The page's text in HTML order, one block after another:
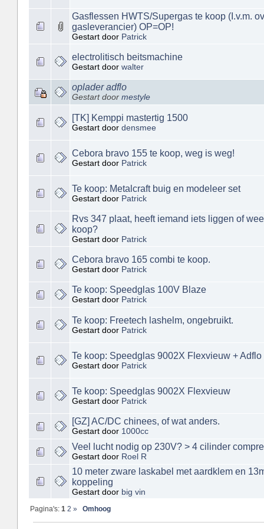
Gasflessen HWTS/Supergas te koop (I.v.m.
gasleverancier) OP=OP!
Gestart door Patrick
electrolitisch beitsmachine
Gestart door walter
oplader adflo
Gestart door mestyle
[TK] Kemppi mastertig 1500
Gestart door densmee
Cebora bravo 155 te koop, weg is weg!
Gestart door Patrick
Te koop: Metalcraft buig en modeleer set
Gestart door Patrick
Rvs 347 plaat, heeft iemand iets liggen of
koop?
Gestart door Patrick
Cebora bravo 165 combi te koop.
Gestart door Patrick
Te koop: Speedglas 100V Blaze
Gestart door Patrick
Te koop: Freetech lashelm, ongebruikt.
Gestart door Patrick
Te koop: Speedglas 9002X Flexvieuw + Adflo
Gestart door Patrick
Te koop: Speedglas 9002X Flexvieuw
Gestart door Patrick
[GZ] AC/DC chinees, of wat anders.
Gestart door 1000cc
Veel lucht nodig op 230V? > 4 cilinder
Gestart door Roel R
10 meter zware laskabel met aardklem en
koppeling
Gestart door big vin
Pagina's:1 2 » Omhoog